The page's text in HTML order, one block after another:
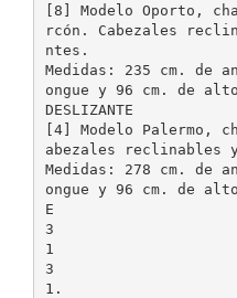
[8] Modelo Oporto,
rcón. Cabezales
ntes.
Medidas: 235 cm. de
ongue y 96 cm. de
DESLIZANTE
[4] Modelo Palermo,
abezales reclinables
Medidas: 278 cm. de
ongue y 96 cm. de
E
3
1
3
1.